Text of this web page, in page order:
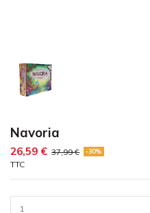
Navoria
26,59 € 37,99 € -30%
TTC